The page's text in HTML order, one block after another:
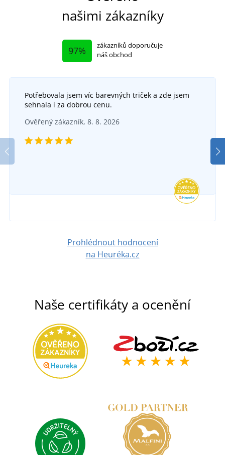
našimi zákazníky
97%
zákazníků doporučuje
náš obchod
Potřebovala jsem víc barevných triček a zde jsem
sehnala i za dobrou cenu.
Ověřený zákazník, 8. 8. 2026
Prohlédnout hodnocení
na Heuréka.cz
Naše certifikáty a ocenění